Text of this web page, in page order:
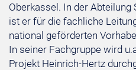
Oberkassel. In der
ist er für die fachliche
national geförderten
In seiner Fachgruppe wird
Projekt Heinrich-Hertz